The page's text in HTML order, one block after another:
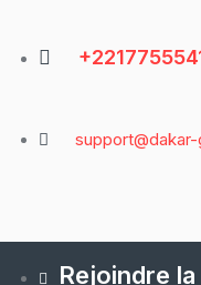
Rejoindre